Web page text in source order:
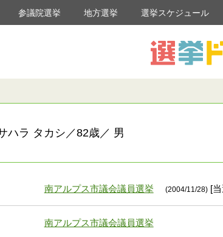
参議院選挙 地方選挙 選挙スケジュール
ハラ タカシ／82歳／ 男
南アルプス市議会議員選挙 (2004/11/28)[当
南アルプス市議会議員選挙